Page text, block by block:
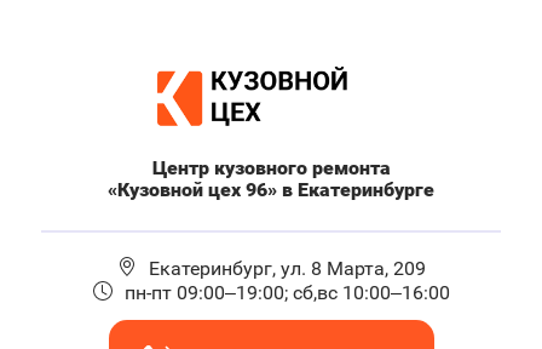
Центр кузовного ремонта
«Кузовной цех 96» в Екатеринбурге
Екатеринбург, ул. 8 Марта, 209
пн-пт 09:00–19:00; сб,вс 10:00–16:00